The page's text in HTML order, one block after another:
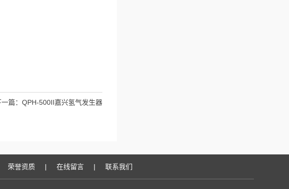
篇： QPH-500II嘉兴氢气发生器
荣誉资质 | 在线留言 | 联系我们